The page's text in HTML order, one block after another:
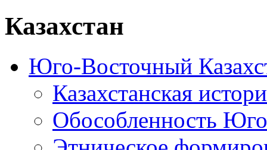
Казахстан
Юго-Восточный
Казахстанская
Обособленность